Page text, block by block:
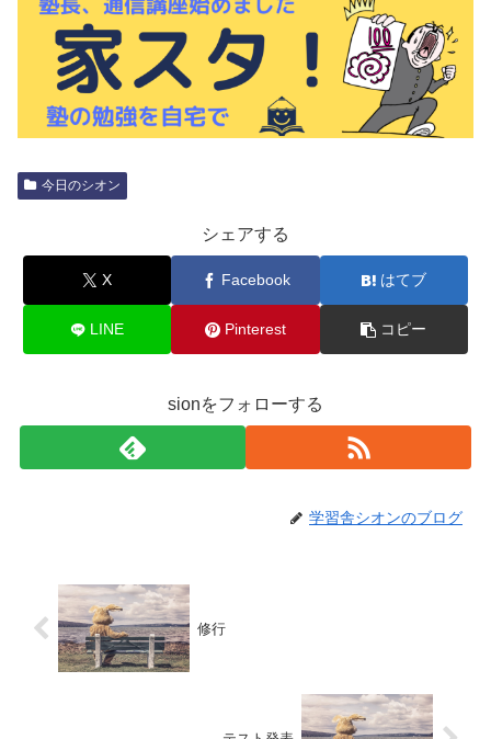
今日のシオン
シェアする
X Facebook はてブ
LINE Pinterest コピー
sionをフォローする
学習舎シオンのブログ
修行